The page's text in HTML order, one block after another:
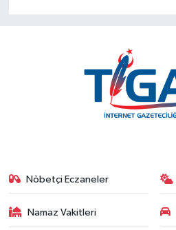
Nöbetçi Eczaneler
Namaz Vakitleri